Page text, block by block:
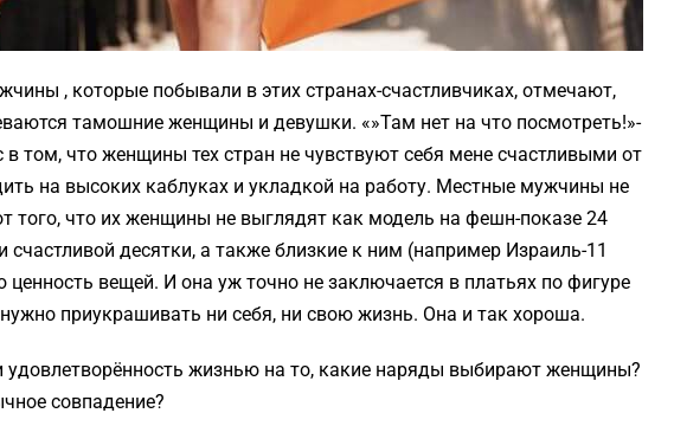
, которые побывали в этих странах-счастливчиках, отмечают,
тамошние женщины и девушки. «»Там нет на что посмотреть!»-
том, что женщины тех стран не чувствуют себя мене счастливыми от
на высоких каблуках и укладкой на работу. Местные мужчины не
того, что их женщины не выглядят как модель на фешн-показе 24
счастливой десятки, а также близкие к ним (например Израиль-11
вещей. И она уж точно не заключается в платьях по фигуре
приукрашивать ни себя, ни свою жизнь. Она и так хороша.
удовлетворённость жизнью на то, какие наряды выбирают женщины?
совпадение?